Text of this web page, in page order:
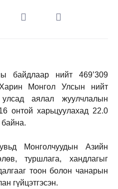
байдлаар нийт 469’309
Монгол Улсын нийт
аялал жуулчлалын
онтой харьцуулахад 22.0
байна.
Монголчуудын Азийн
туршлага, хандлагыг
тоон болон чанарын
гүйцэтгэсэн.